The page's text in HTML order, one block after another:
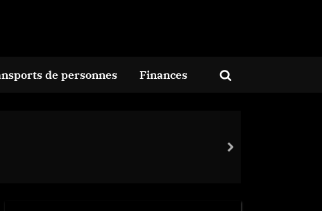
de personnes Finances
Toggle
next